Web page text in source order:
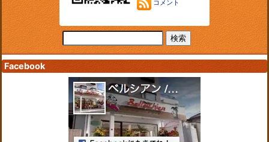
コメント
Facebook